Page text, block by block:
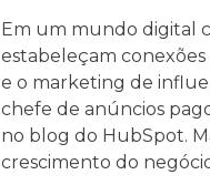
Em um mundo digital
estabeleçam
e o marketing de
chefe de anúncios
no blog do HubSpot.
crescimento do